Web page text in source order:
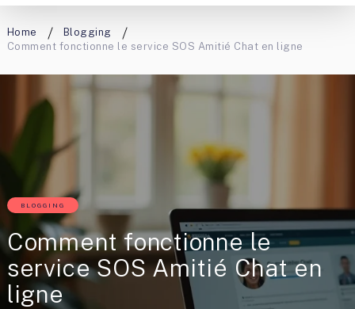
Home
Blogging
Comment fonctionne le service SOS Amitié Chat en ligne
BLOGGING
Comment fonctionne le
service SOS Amitié Chat en
ligne